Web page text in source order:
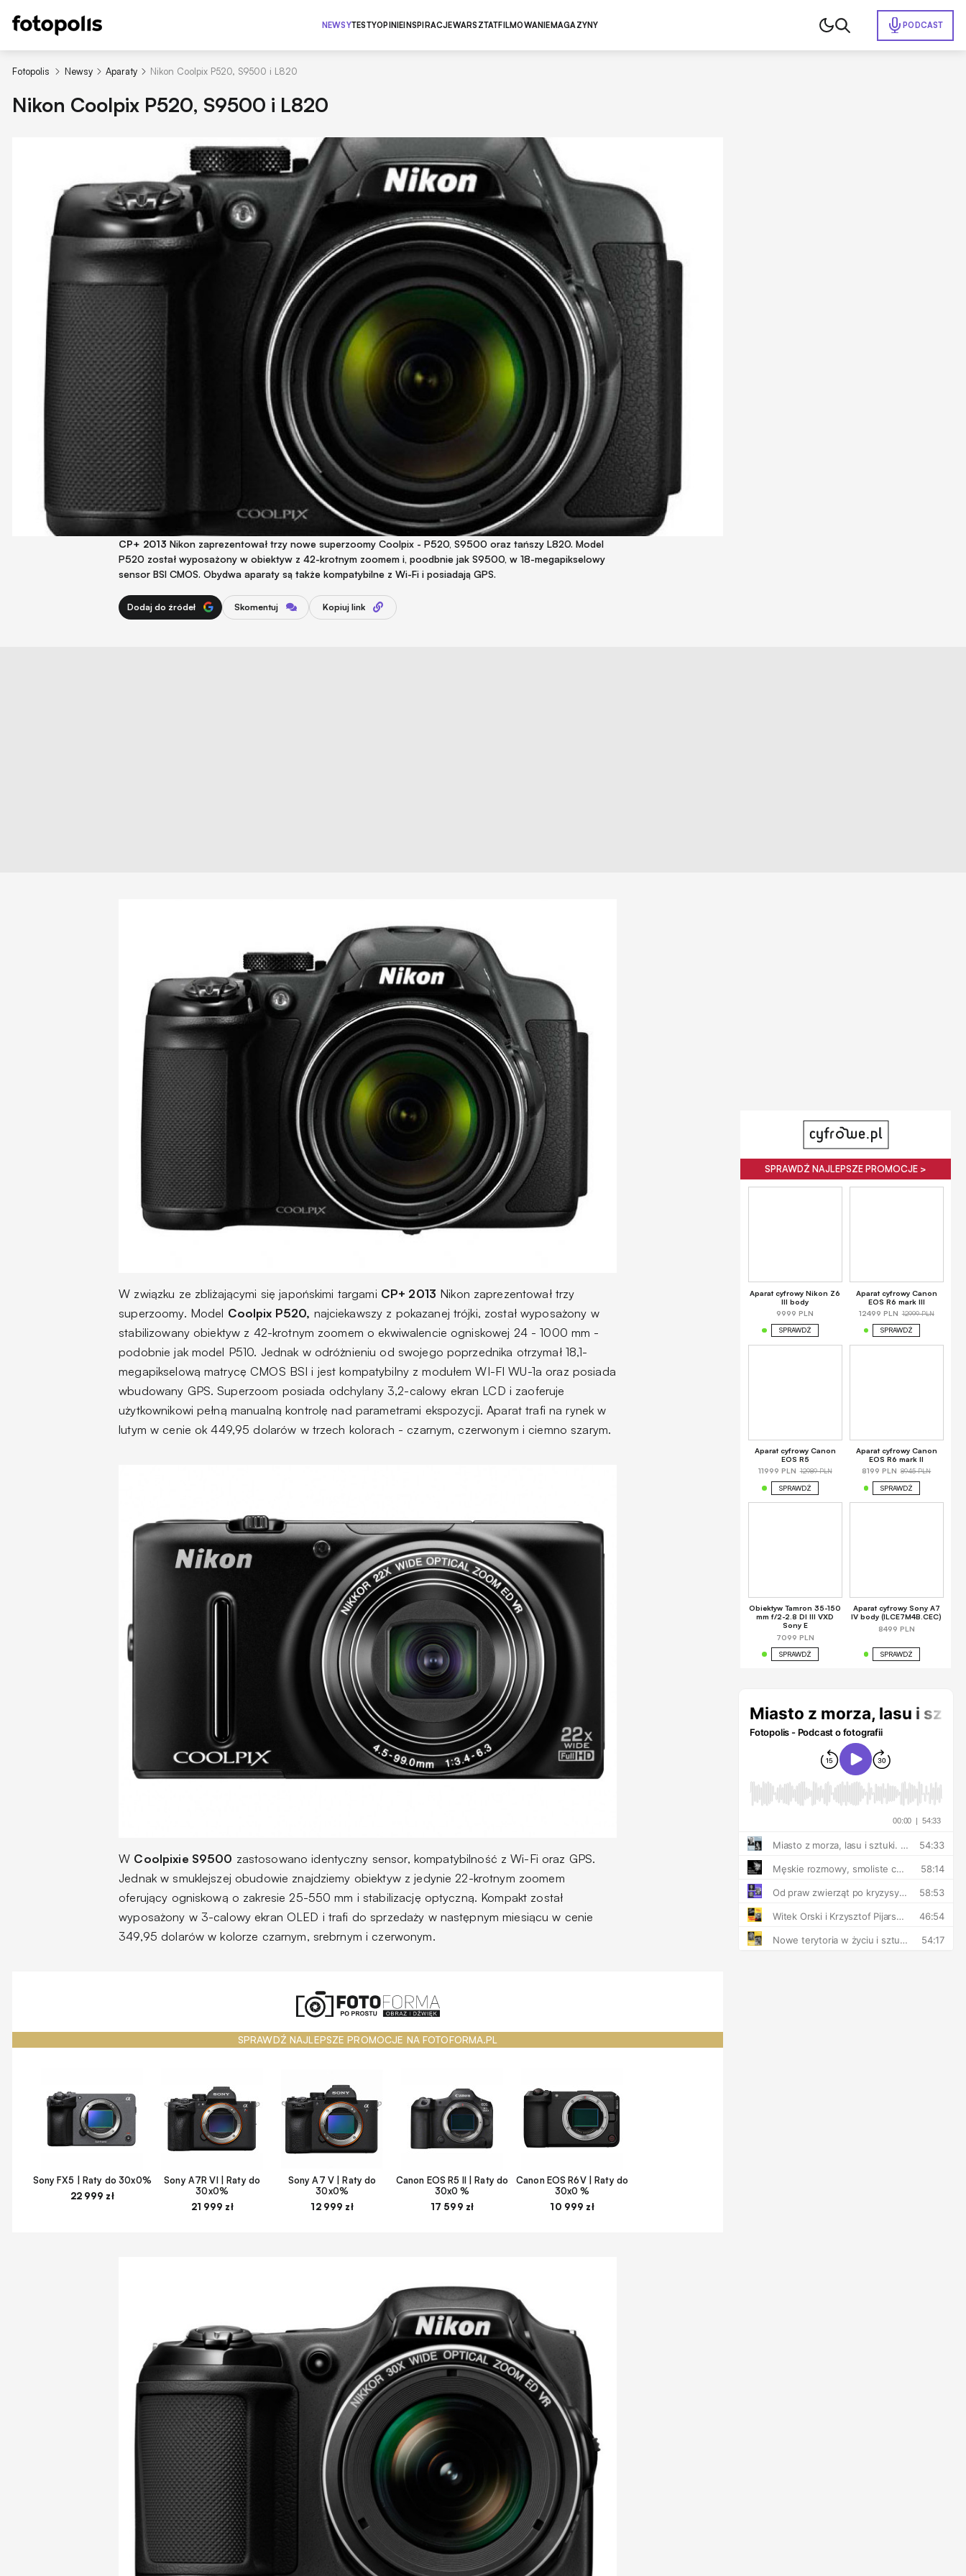
NEWSYTESTYOPINIEINSPIRACJEWARSZTATFILMOWANIEMAGAZYNY PODCAST
Fotopolis Newsy Aparaty Nikon Coolpix P520, S9500 i L820
Nikon Coolpix P520, S9500 i L820
CP+ 2013 Nikon zaprezentował trzy nowe superzoomy Coolpix - P520, S9500 oraz tańszy L820. Model
P520 został wyposażony w obiektyw z 42-krotnym zoomem i, poodbnie jak S9500, w 18-megapikselowy
sensor BSI CMOS. Obydwa aparaty są także kompatybilne z Wi-Fi i posiadają GPS.
Dodaj do źródeł Skomentuj Kopiuj link
W związku ze zbliżającymi się japońskimi targami CP+ 2013 Nikon zaprezentował trzy
superzoomy. Model Coolpix P520, najciekawszy z pokazanej trójki, został wyposażony w
stabilizowany obiektyw z 42-krotnym zoomem o ekwiwalencie ogniskowej 24 - 1000 mm -
podobnie jak model P510. Jednak w odróżnieniu od swojego poprzednika otrzymał 18,1-
megapikselową matrycę CMOS BSI i jest kompatybilny z modułem WI-FI WU-1a oraz posiada
wbudowany GPS. Superzoom posiada odchylany 3,2-calowy ekran LCD i zaoferuje
użytkownikowi pełną manualną kontrolę nad parametrami ekspozycji. Aparat trafi na rynek w
lutym w cenie ok 449,95 dolarów w trzech kolorach - czarnym, czerwonym i ciemno szarym.
W Coolpixie S9500 zastosowano identyczny sensor, kompatybilność z Wi-Fi oraz GPS.
Jednak w smuklejszej obudowie znajdziemy obiektyw z jedynie 22-krotnym zoomem
oferujący ogniskową o zakresie 25-550 mm i stabilizację optyczną. Kompakt został
wyposażony w 3-calowy ekran OLED i trafi do sprzedaży w następnym miesiącu w cenie
349,95 dolarów w kolorze czarnym, srebrnym i czerwonym.
SPRAWDŹ NAJLEPSZE PROMOCJE NA FOTOFORMA.PL
Sony FX5 | Raty do 30x0%
22 999 zł
Sony A7R VI | Raty do
30x0%
21 999 zł
Sony A7 V | Raty do
30x0%
12 999 zł
Canon EOS R5 II | Raty do
30x0 %
17 599 zł
Canon EOS R6V | Raty do
30x0 %
10 999 zł
SPRAWDŹ NAJLEPSZE PROMOCJE >
Aparat cyfrowy Nikon Z6
III body
9999 PLN
SPRAWDŹ
Aparat cyfrowy Canon
EOS R6 mark III
12499 PLN 12999 PLN
SPRAWDŹ
Aparat cyfrowy Canon
EOS R5
11999 PLN 12989 PLN
SPRAWDŹ
Aparat cyfrowy Canon
EOS R6 mark II
8199 PLN 8945 PLN
SPRAWDŹ
Obiektyw Tamron 35-150
mm f/2-2.8 DI III VXD
Sony E
7099 PLN
SPRAWDŹ
Aparat cyfrowy Sony A7
IV body (ILCE7M4B.CEC)
8499 PLN
SPRAWDŹ